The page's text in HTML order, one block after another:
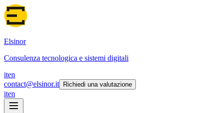
Elsinor
Consulenza tecnologica e sistemi digitali
iten
contact@elsinor.it
Richiedi una valutazione
iten